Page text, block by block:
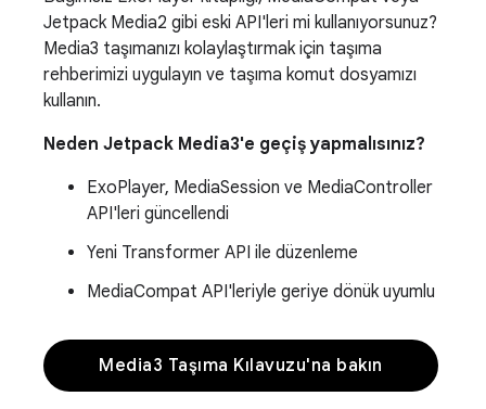
Jetpack Media2 gibi eski API'leri mi kullanıyorsunuz?
Media3 taşımanızı kolaylaştırmak için taşıma
rehberimizi uygulayın ve taşıma komut dosyamızı
kullanın.
Neden Jetpack Media3'e geçiş yapmalısınız?
ExoPlayer, MediaSession ve MediaController
API'leri güncellendi
Yeni Transformer API ile düzenleme
MediaCompat API'leriyle geriye dönük uyumlu
Media3 Taşıma Kılavuzu'na bakın